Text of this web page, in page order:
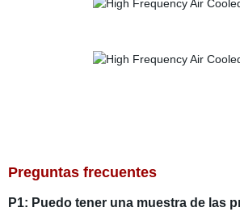
Preguntas frecuentes
P1: Puedo tener una muestra de las